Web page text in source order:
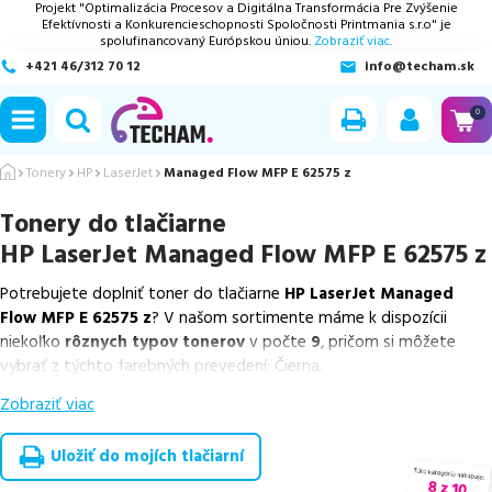
Projekt "Optimalizácia Procesov a Digitálna Transformácia Pre Zvýšenie
Efektívnosti a Konkurencieschopnosti Spoločnosti Printmania s.r.o" je
spolufinancovaný Európskou úniou. Zobraziť viac.
+421 46/312 70 12
info@techam.sk
0
Tonery HP LaserJet Managed Flow MFP E 62575 z
Tonery do tlačiarne
HP LaserJet Managed Flow MFP E 62575 z
Potrebujete doplniť toner do tlačiarne HP LaserJet Managed
Flow MFP E 62575 z? V našom sortimente máme k dispozícii
niekoľko rôznych typov tonerovv počte 9, pričom si môžete
vybrať z týchto farebných prevedení: Čierna.
Z uvedeného množstva dostupných náplní
náplnev počte2ks, ako ajcenovo výhodnejšie alternatívy,
ktoré plne zachovávajú kvalitu tlače
overené náhrady v rôznych triedach
, medzi ktoré patríšpičková
Zobraziť viac
Uložiť do mojích tlačiarní